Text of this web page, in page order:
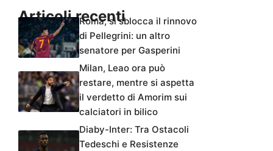
Articoli recentiRoma, si sblocca il rinnovo
di Pellegrini: un altro
senatore per Gasperini
Milan, Leao ora può
restare, mentre si aspetta
il verdetto di Amorim sui
calciatori in bilico
Diaby-Inter: Tra Ostacoli
Tedeschi e Resistenze